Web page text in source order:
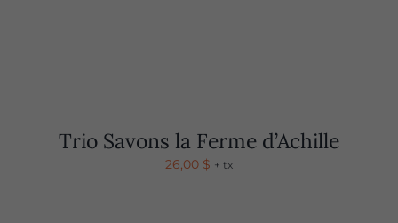
Trio Savons la Ferme d’Achille
26,00 $ + tx